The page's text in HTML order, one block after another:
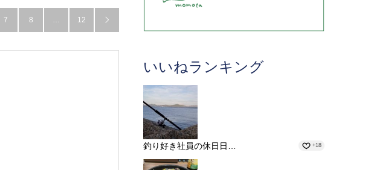
7 8 … 12 
いいねランキング
釣り好き社員の休日日… +18